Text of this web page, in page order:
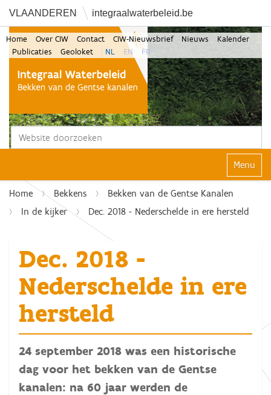
VLAANDEREN integraalwaterbeleid.be
Zoek
Home Over CIW Contact CIW-Nieuwsbrief Nieuws
Kalender
Publicaties
Geoloket NL EN FR
Klap
Home Bekkens
Bekken van de Gentse Kanalen
In de kijker
Dec. 2018 - Nederschelde in ere hersteld
Dec. 2018 -
Nederschelde in ere
hersteld
24 september 2018 was een historische
dag voor het bekken van de Gentse
kanalen: na 60 jaar werden de